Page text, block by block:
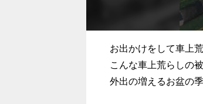
お出かけをして車上
こんな車上荒らしの
外出の増えるお盆の